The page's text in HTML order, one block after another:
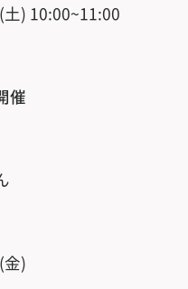
) 10:00~11:00
催
)